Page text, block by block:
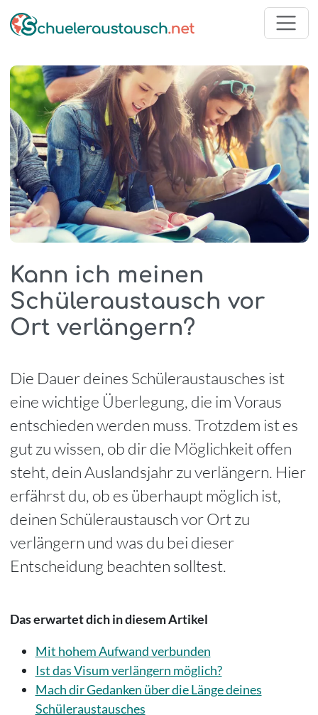
Kann ich meinen
Schüleraustausch vor
Ort verlängern?
Die Dauer deines Schüleraustausches ist
eine wichtige Überlegung, die im Voraus
entschieden werden muss. Trotzdem ist es
gut zu wissen, ob dir die Möglichkeit offen
steht, dein Auslandsjahr zu verlängern. Hier
erfährst du, ob es überhaupt möglich ist,
deinen Schüleraustausch vor Ort zu
verlängern und was du bei dieser
Entscheidung beachten solltest.
Das erwartet dich in diesem Artikel
Mit hohem Aufwand verbunden
Ist das Visum verlängern möglich?
Mach dir Gedanken über die Länge deines
Schüleraustausches